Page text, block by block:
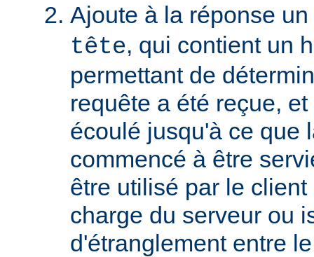
Ajoute à la réponse
tête, qui contient un
permettant de
requête a été reçue,
écoulé jusqu'à ce que
commencé à être
être utilisé par le
charge du serveur ou
d'étranglement entre